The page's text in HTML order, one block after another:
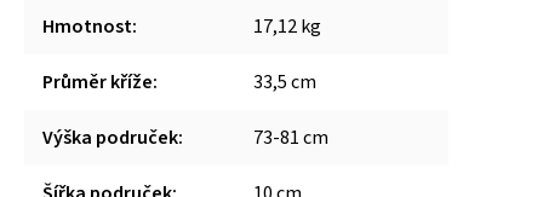
Hmotnost: 17,12 kg
Průměr kříže: 33,5 cm
Výška područek: 73-81 cm